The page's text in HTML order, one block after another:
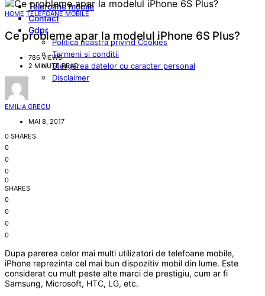
Telefoane mobile
Contact
Gdpr
Politica noastra privind Cookies
Termeni si conditii
Stergerea datelor cu caracter personal
Disclaimer
HOME TELEFOANE MOBILE
Ce probleme apar la modelul iPhone 6S Plus?
786 VIEWS
2 MINUTE READ
EMILIA GRECU
MAI 8, 2017
0 SHARES
0
0
0
0
SHARES
0
0
0
0
Dupa parerea celor mai multi utilizatori de telefoane mobile,
iPhone reprezinta cel mai bun dispozitiv mobil din lume. Este
considerat cu mult peste alte marci de prestigiu, cum ar fi
Samsung, Microsoft, HTC, LG, etc.